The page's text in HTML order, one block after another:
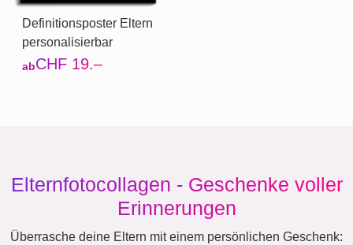
Definitionsposter Eltern
personalisierbar
abCHF 19.–
Elternfotocollagen - Geschenke voller
Erinnerungen
Überrasche deine Eltern mit einem persönlichen Geschenk: